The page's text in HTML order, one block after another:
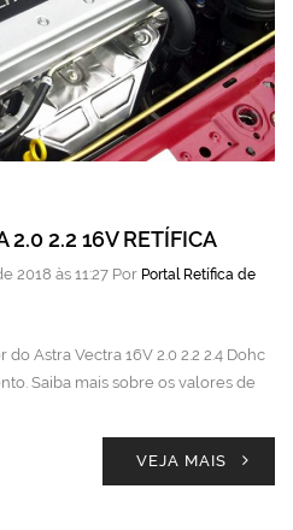
2.0 2.2 16V RETÍFICA
2018 às 11:27 Por Portal Retífica de
Astra Vectra 16V 2.0 2.2 2.4 Dohc
Saiba mais sobre os valores de
VEJA MAIS